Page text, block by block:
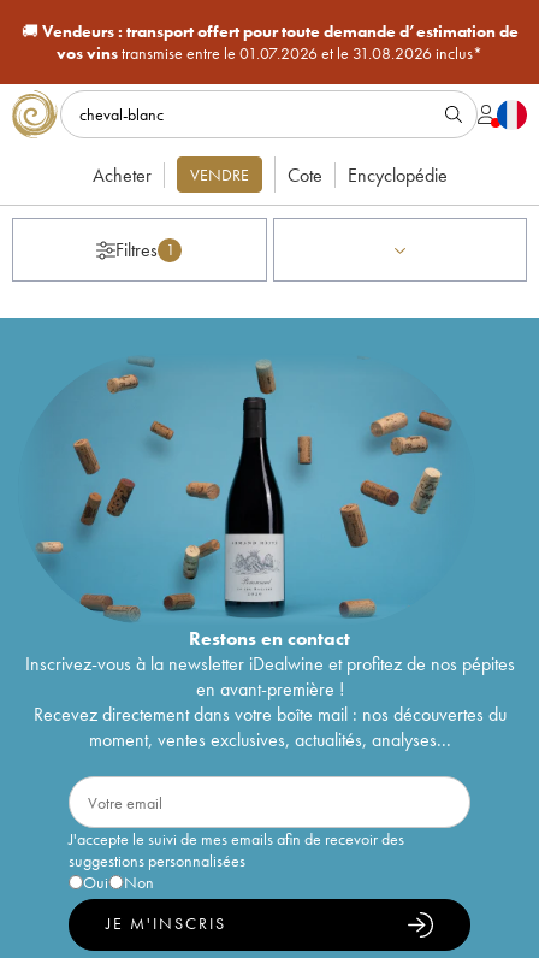
🚚Vendeurs : transport offert pour toute demande d’estimation de
vos vinstransmise entre le 01.07.2026 et le 31.08.2026 inclus*
Acheter VENDRE Cote Encyclopédie
Filtres 1
Restons encontact
Inscrivez-vous à la newsletter iDealwine et profitez de nos pépites
en avant-première !
Recevez directement dans votre boîte mail : nos découvertes du
moment, ventes exclusives, actualités, analyses...
J'accepte le suivi de mes emails afin de recevoir des
suggestions personnalisées
Oui
Non
JE M'INSCRIS